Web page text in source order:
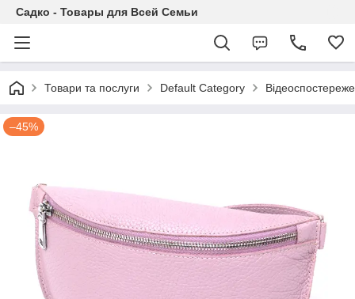
Садко - Товары для Всей Семьи
Товари та послуги Default Category
–45%